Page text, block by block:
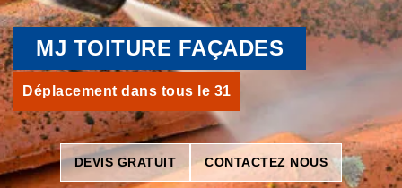
MJ TOITURE FAÇADES
Déplacement dans tous le 31
DEVIS GRATUIT CONTACTEZ NOUS